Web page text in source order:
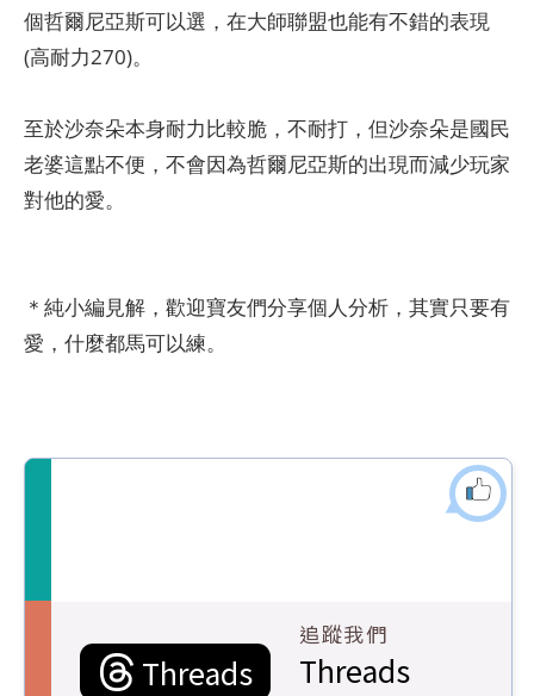
個哲爾尼亞斯可以選，在大師聯盟也能有不錯的表現
(高耐力270)。
至於沙奈朵本身耐力比較脆，不耐打，但沙奈朵是國民
老婆這點不便，不會因為哲爾尼亞斯的出現而減少玩家
對他的愛。
＊純小編見解，歡迎寶友們分享個人分析，其實只要有
愛，什麼都馬可以練。
Threads
追蹤我們
Threads